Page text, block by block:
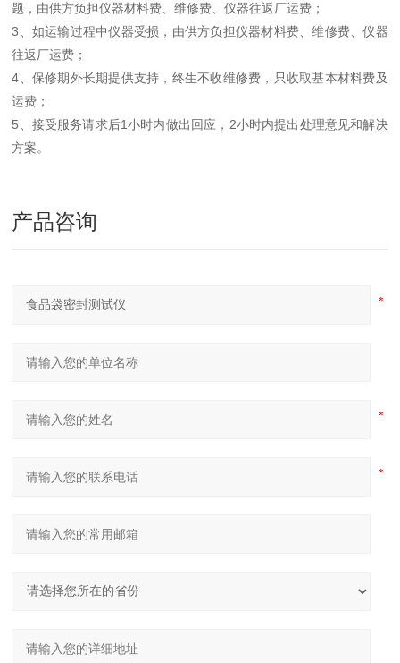
题，由供方负担仪器材料费、维修费、仪器往返厂运费；
3、如运输过程中仪器受损，由供方负担仪器材料费、维修费、仪器
往返厂运费；
4、保修期外长期提供支持，终生不收维修费，只收取基本材料费及
运费；
5、接受服务请求后1小时内做出回应，2小时内提出处理意见和解决
方案。
产品咨询